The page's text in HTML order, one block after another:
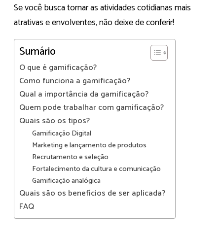
Se você busca tornar as atividades cotidianas mais
atrativas e envolventes, não deixe de conferir!
Sumário
O que é gamificação?
Como funciona a gamificação?
Qual a importância da gamificação?
Quem pode trabalhar com gamificação?
Quais são os tipos?
Gamificação Digital
Marketing e lançamento de produtos
Recrutamento e seleção
Fortalecimento da cultura e comunicação
Gamificação analógica
Quais são os benefícios de ser aplicada?
FAQ